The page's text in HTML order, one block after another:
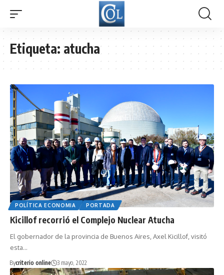
Etiqueta:atucha
POLÍTICA ECONOMIA PORTADA
Kicillof recorrió el Complejo Nuclear Atucha
El gobernador de la provincia de Buenos Aires, Axel Kicillof, visitó
esta…
Bycriterio online 3 mayo, 2022